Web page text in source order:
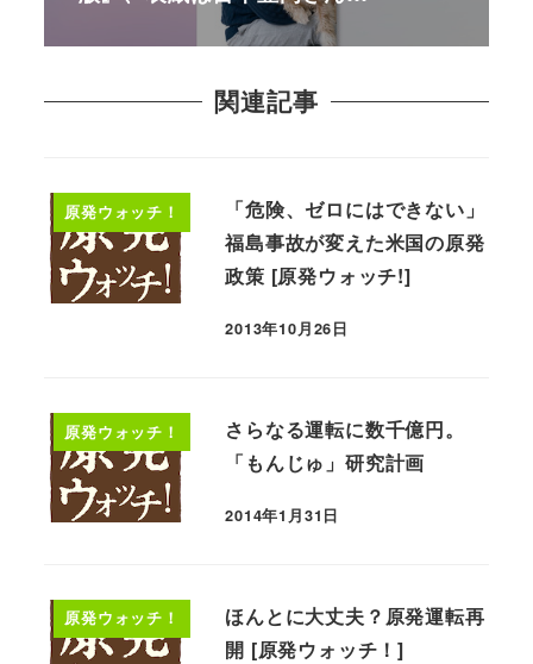
関連記事
原発ウォッチ！
「危険、ゼロにはできない」
福島事故が変えた米国の原発
政策 [原発ウォッチ!]
2013年10月26日
原発ウォッチ！
さらなる運転に数千億円。
「もんじゅ」研究計画
2014年1月31日
原発ウォッチ！
ほんとに大丈夫？原発運転再
開 [原発ウォッチ！]